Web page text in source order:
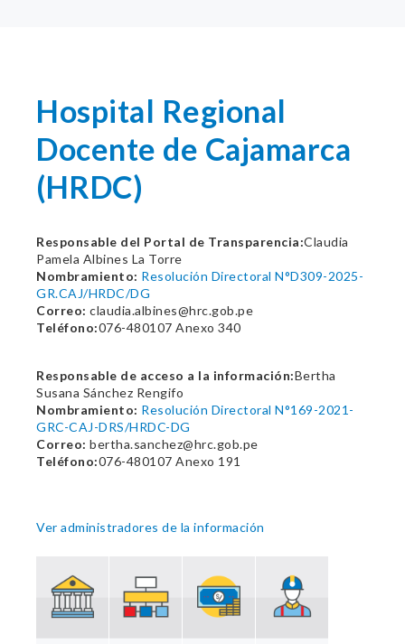
Hospital Regional
Docente de Cajamarca
(HRDC)
Responsable del Portal de Transparencia:Claudia
Pamela Albines La Torre
Nombramiento: Resolución Directoral N°D309-2025-
GR.CAJ/HRDC/DG
Correo: claudia.albines@hrc.gob.pe
Teléfono:076-480107 Anexo 340
Responsable de acceso a la información:Bertha
Susana Sánchez Rengifo
Nombramiento: Resolución Directoral N°169-2021-
GRC-CAJ-DRS/HRDC-DG
Correo: bertha.sanchez@hrc.gob.pe
Teléfono:076-480107 Anexo 191
Ver administradores de la información